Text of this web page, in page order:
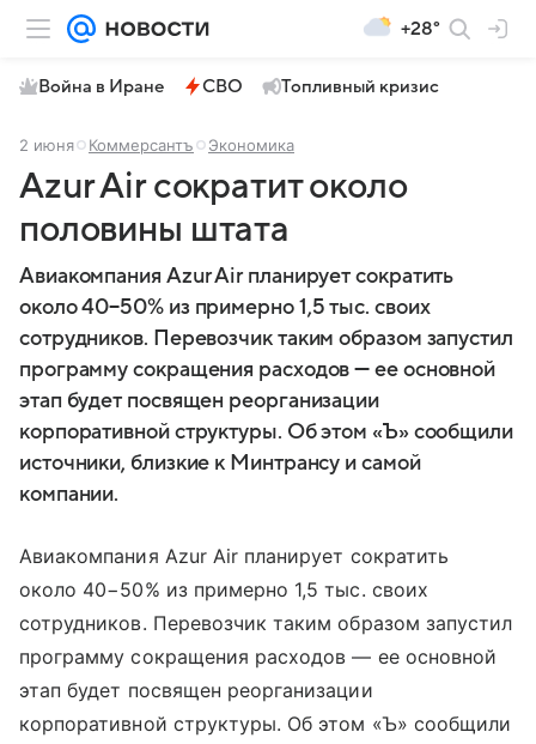
+28°
Война в Иране СВО Топливный кризис
2 июня Коммерсантъ Экономика
Azur Air сократит около
половины штата
Авиакомпания Azur Air планирует сократить
около 40−50% из примерно 1,5 тыс. своих
сотрудников. Перевозчик таким образом запустил
программу сокращения расходов — ее основной
этап будет посвящен реорганизации
корпоративной структуры. Об этом «Ъ» сообщили
источники, близкие к Минтрансу и самой
компании.
Авиакомпания Azur Air планирует сократить
около 40−50% из примерно 1,5 тыс. своих
сотрудников. Перевозчик таким образом запустил
программу сокращения расходов — ее основной
этап будет посвящен реорганизации
корпоративной структуры. Об этом «Ъ» сообщили